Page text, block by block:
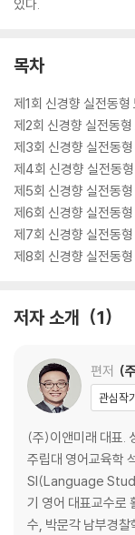
있다.
목차
제1회 신경향 실전동
제2회 신경향 실전동
제3회 신경향 실전동
제4회 신경향 실전동
제5회 신경향 실전동
제6회 신경향 실전동
제7회 신경향 실전동
제8회 신경향 실전동
저자 소개 1
편저 (
관심작
(주)이앤미래 대표.
주립대 영어교육학
SI(Language
기 영어 대표교수로
수, 박문각 남부경찰